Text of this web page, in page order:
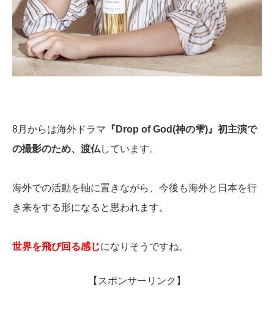
8月からは海外ドラマ 『Drop of God(神の雫)』初主演で
の撮影のため、渡仏しています。
海外での活動を軸に置きながら、今後も海外と日本を行
き来をする形になると思われます。
世界を飛び回る感じになりそうですね。
【スポンサーリンク】